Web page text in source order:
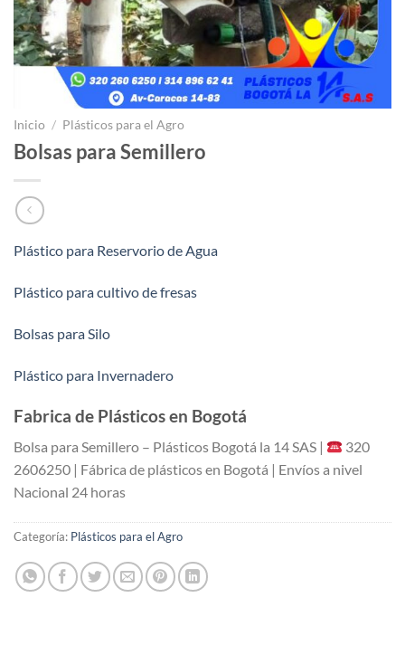
Inicio / Plásticos para el Agro
Bolsas para Semillero
Plástico para Reservorio de Agua
Plástico para cultivo de fresas
Bolsas para Silo
Plástico para Invernadero
Fabrica de Plásticos en Bogotá
Bolsa para Semillero – Plásticos Bogotá la 14 SAS |
​ 320
2606250 | Fábrica de plásticos en Bogotá | Envíos a nivel
Nacional 24 horas
Categoría: Plásticos para el Agro